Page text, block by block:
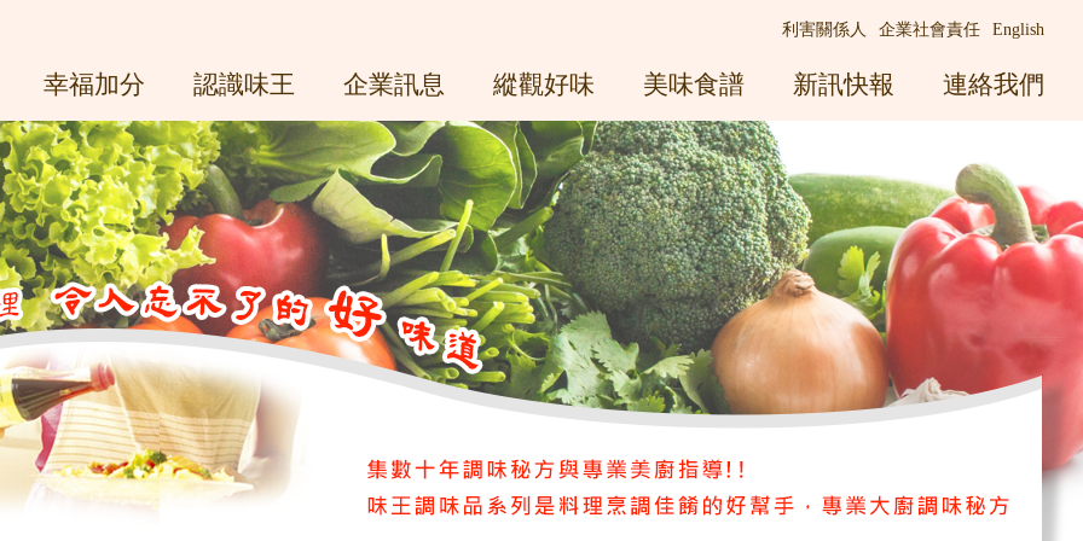
連絡我們
新訊快報
美味食譜
縱觀好味
企業訊息
認識味王
幸福加分
利害關係人 企業社會責任 English